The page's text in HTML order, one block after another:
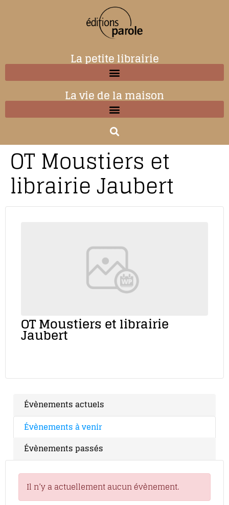
La petite librairie
La vie de la maison
OT Moustiers et
librairie Jaubert
OT Moustiers et librairie
Jaubert
Évènements actuels
Évènements à venir
Évènements passés
Il n’y a actuellement aucun évènement.